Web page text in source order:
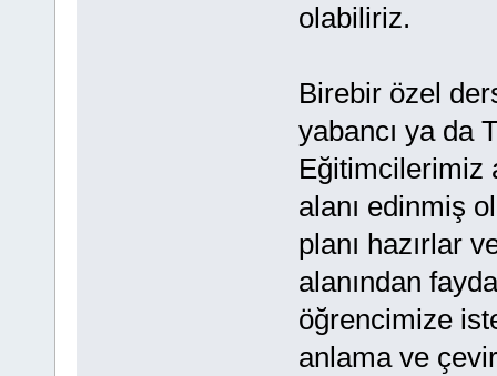
olabiliriz.
Birebir özel
yabancı ya da
Eğitimcilerimiz
alanı edinmiş
planı hazırlar
alanından
öğrencimize
anlama ve